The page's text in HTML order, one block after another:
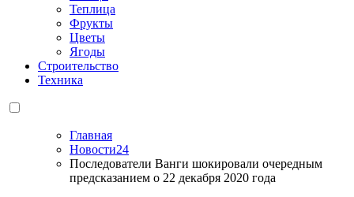
Теплица
Фрукты
Цветы
Ягоды
Строительство
Техника
Главная
Новости24
Последователи Ванги шокировали очередным
предсказанием о 22 декабря 2020 года